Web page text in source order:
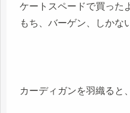
ケートスペードで買った
もち、バーゲン、しかな
カーディガンを羽織ると